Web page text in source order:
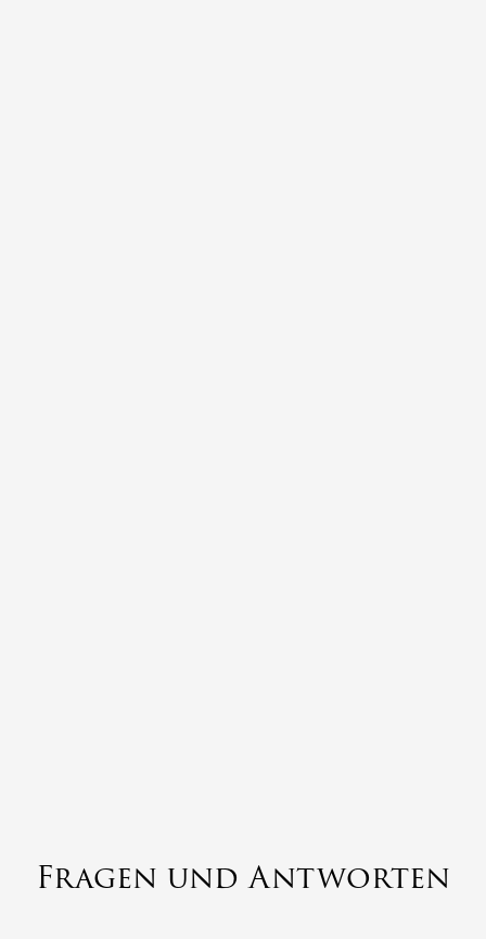
Fragen und Antworten